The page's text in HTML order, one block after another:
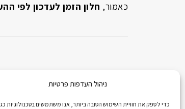
ניהול העדפות פרטיות
כדי לספק את חוויית השימוש הטובה ביותר, אנו משתמשים בטכנולוגיות
כאמור, חלון הזמן לעדכון לפי